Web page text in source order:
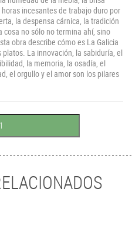
incesantes de trabajo duro por
la despensa cárnica, la tradición
cosa no sólo no termina ahí, sino
obra describe cómo es La Galicia
La innovación, la sabiduría, el
la memoria, la osadía, el
el orgullo y el amor son los pilares